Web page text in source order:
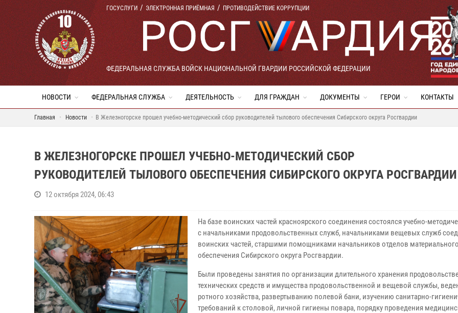
ГОСУСЛУГИ ЭЛЕКТРОННАЯ ПРИЁМНАЯ ПРОТИВОДЕЙСТВИЕ КОРРУПЦИИ
ФЕДЕРАЛЬНАЯ СЛУЖБА ВОЙСК НАЦИОНАЛЬНОЙ ГВАРДИИ РОССИЙСКОЙ ФЕДЕРАЦИИ
НОВОСТИ ФЕДЕРАЛЬНАЯ СЛУЖБА ДЕЯТЕЛЬНОСТЬ ДЛЯ ГРАЖДАН ДОКУМЕНТЫ ГЕРОИ КОНТАКТЫ
Главная Новости В Железногорске прошел учебно-методический сбор руководителей тылового обеспечения Сибирского округа Росгвардии
В ЖЕЛЕЗНОГОРСКЕ ПРОШЕЛ УЧЕБНО-МЕТОДИЧЕСКИЙ СБОР
РУКОВОДИТЕЛЕЙ ТЫЛОВОГО ОБЕСПЕЧЕНИЯ СИБИРСКОГО ОКРУГА РОСГВАРДИИ
12 октября 2024, 06:43
На базе воинских частей красноярского соединения состоялся учебно-
с начальниками продовольственных служб, начальниками вещевых служб
воинских частей, старшими помощниками начальников отделов материального
обеспечения Сибирского округа Росгвардии.
Были проведены занятия по организации длительного хранения
технических средств и имущества продовольственной и вещевой службы,
ротного хозяйства, развертыванию полевой бани, изучению санитарно-
требований к столовой, личной гигиены повара, порядку проведения